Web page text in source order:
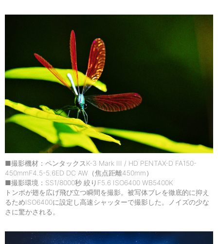
■撮影機材：ペンタックスK-3 Mark III / HD PENTAX-D FA150-
450mmF4.5-5.6ED DC AW（焦点距離450mm）
■撮影環境：SS1/8000秒 絞りF5.6 ISO6400 WB5400K
トンボが翅を広げ飛び立つ瞬間を撮影。被写体ブレを徹底的に抑え
るためISO6400に設定し高速シャッターで撮影した。ノイズの少な
さに驚かされる。